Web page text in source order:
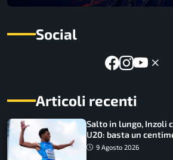
Social
Articoli recenti
Salto in lungo, Inzoli
U20: basta un
9 Agosto 2026